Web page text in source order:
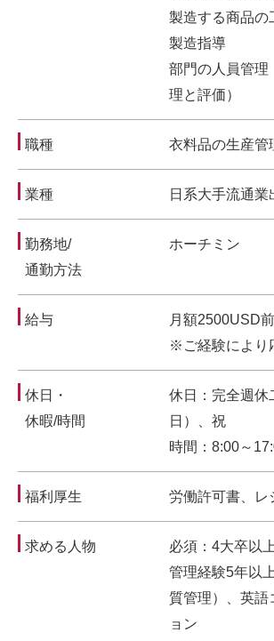
製造する商品の
製造指導
部門の人員管理
理と評価）
職種 衣料品の生産管
業種 日系大手流通
勤務地/
通勤方法
ホーチミン
給与
月額2500USD
※ご経験により
休日・
休暇/時間
休日：完全週休
日）、祝
時間：8:00～
福利厚生 労働許可書、レ
求める人物
必須：4大卒以
管理経験5年以
質管理）、英語
ョン